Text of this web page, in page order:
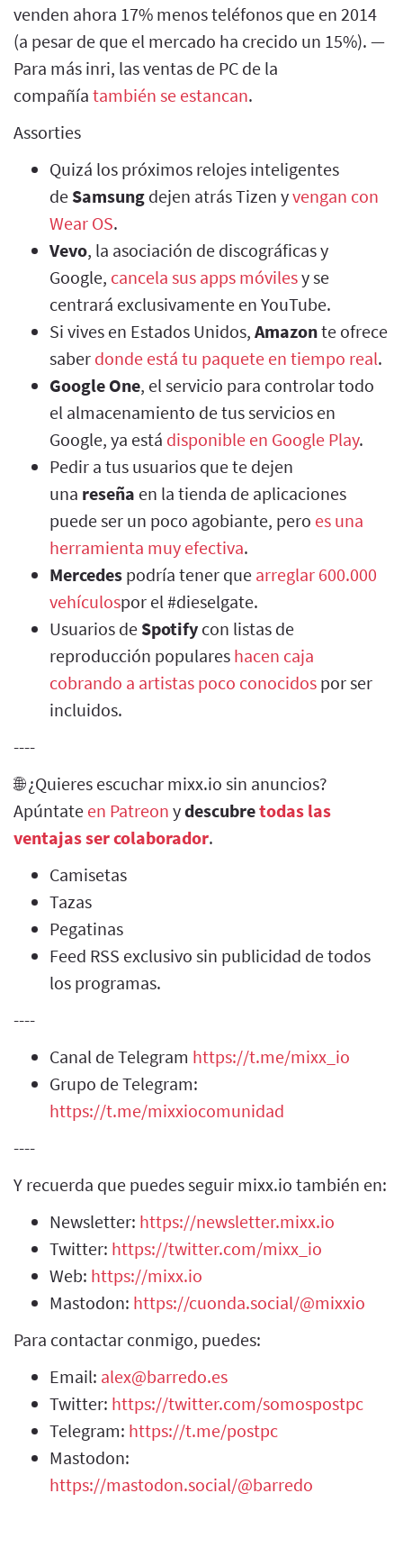
venden ahora 17% menos teléfonos que en 2014
(a pesar de que el mercado ha crecido un 15%). —
Para más inri, las ventas de PC de la
compañía también se estancan.
Assorties
Quizá los próximos relojes inteligentes
de Samsung dejen atrás Tizen yvengan con
Wear OS.
Vevo, la asociación de discográficas y
Google, cancela sus apps móvilesy se
centrará exclusivamente en YouTube.
Si vives en Estados Unidos, Amazonte ofrece
saber donde está tu paquete en tiempo real.
Google One, el servicio para controlar todo
el almacenamiento de tus servicios en
Google, ya está disponible en Google Play.
Pedir a tus usuarios que te dejen
una reseña en la tienda de aplicaciones
puede ser un poco agobiante, pero es una
herramienta muy efectiva.
Mercedes podría tener que arreglar 600.000
vehículospor el #dieselgate.
Usuarios de Spotify con listas de
reproducción populares hacen caja
cobrando a artistas poco conocidos por ser
incluidos.
----
🌐 ¿Quieres escuchar mixx.io sin anuncios?
Apúntate en Patreon ydescubretodas las
ventajas ser colaborador.
Camisetas
Tazas
Pegatinas
Feed RSS exclusivo sin publicidad de todos
los programas.
----
Canal de Telegram https://t.me/mixx_io
Grupo de Telegram:
https://t.me/mixxiocomunidad
----
Y recuerda que puedes seguir mixx.io también en:
Newsletter: https://newsletter.mixx.io
Twitter: https://twitter.com/mixx_io
Web: https://mixx.io
Mastodon: https://cuonda.social/@mixxio
Para contactar conmigo, puedes:
Email: alex@barredo.es
Twitter: https://twitter.com/somospostpc
Telegram: https://t.me/postpc
Mastodon:
https://mastodon.social/@barredo